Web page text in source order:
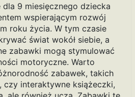
9 miesięcznego dziecka
wspierającym rozwój
roku życia. W tym czasie
świat wokół siebie, a
zabawki mogą stymulować
motoryczne. Warto
zabawek, takich
czy interaktywne książeczki,